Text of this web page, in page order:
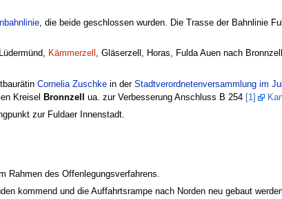
, die beide geschlossen wurden. Die Trasse der Bahnlinie
Kämmerzell , Gläserzell, Horas, Fulda Auen nach
Cornelia Zuschkein der Stadtverordnetenversammlung im
Kreisel
Bronnzell ua. zur Verbesserung Anschluss B 254 [1]
zur Fuldaer Innenstadt.
Rahmen des Offenlegungsverfahrens.
kommend und die Auffahrtsrampe nach Norden neu gebaut